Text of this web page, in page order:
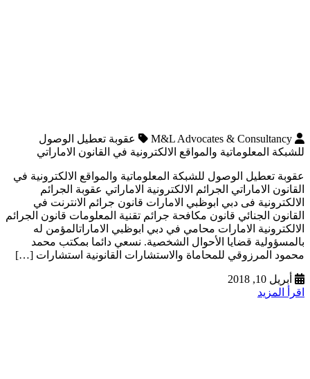
M&L Advocates & Consultancy
عقوبة تعطيل الوصول
للشبكة المعلوماتية والمواقع الالكترونية في القانون الاماراتي
عقوبة تعطيل الوصول للشبكة المعلوماتية والمواقع الالكترونية في
القانون الاماراتي الجرائم الالكترونية الاماراتي عقوبة الجرائم
الالكترونية فى دبي ابوظبي الامارات قانون جرائم الانترنت في
القانون الجنائي قانون مكافحة جرائم تقنية المعلومات قانون الجرائم
الالكترونية الامارات محامي في دبي ابوظبي الاماراتالمؤمن له
بالمسؤولية قضايا الأحوال الشخصية. نسعي دائما بمكتب محمد
محمود المرزوقي للمحاماة والاستشارات القانونية استشارات […]
أبريل 10, 2018
اقرأ المزيد